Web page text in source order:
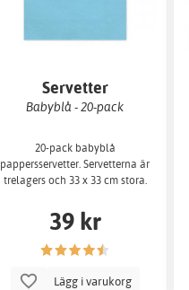
Servetter
Babyblå - 20-pack
20-pack babyblå
pappersservetter. Servetterna är
trelagers och 33 x 33 cm stora.
39 kr
Lägg i varukorg